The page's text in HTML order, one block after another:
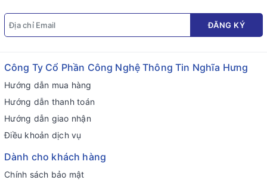
ĐĂNG KÝ
Công Ty Cổ Phần Công Nghệ Thông Tin Nghĩa Hưng
Hướng dẫn mua hàng
Hướng dẫn thanh toán
Hướng dẫn giao nhận
Điều khoản dịch vụ
Dành cho khách hàng
Chính sách bảo mật